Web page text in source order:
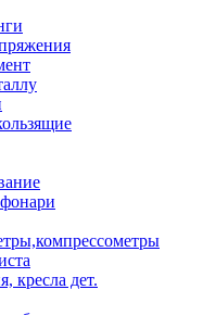
кресла дет.